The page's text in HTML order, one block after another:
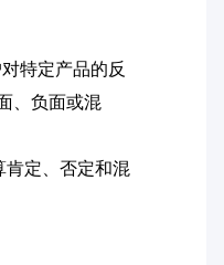
特定产品的反
、负面或混
定、否定和混